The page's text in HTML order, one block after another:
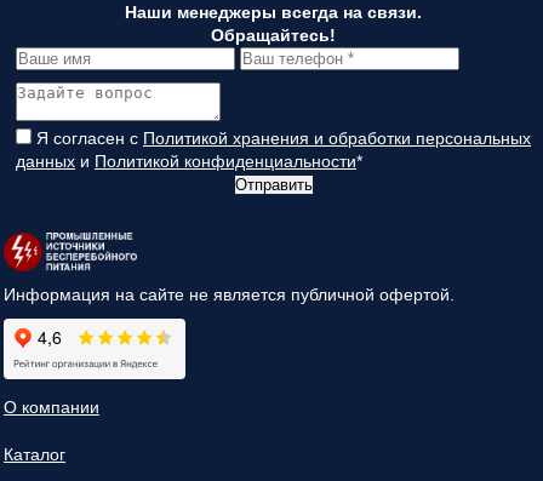
Наши менеджеры всегда на связи.
Обращайтесь!
Я согласен с Политикой хранения и обработки персональных
данных и Политикой конфиденциальности*
Отправить
Информация на сайте не является публичной офертой.
О компании
Каталог